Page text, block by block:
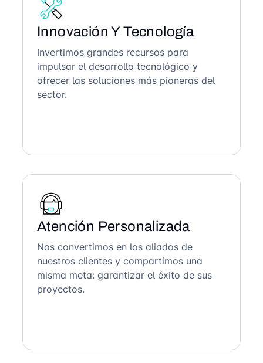
Innovación Y Tecnología
Invertimos grandes recursos para
impulsar el desarrollo tecnológico y
ofrecer las soluciones más pioneras del
sector.
Atención Personalizada
Nos convertimos en los aliados de
nuestros clientes y compartimos una
misma meta: garantizar el éxito de sus
proyectos.